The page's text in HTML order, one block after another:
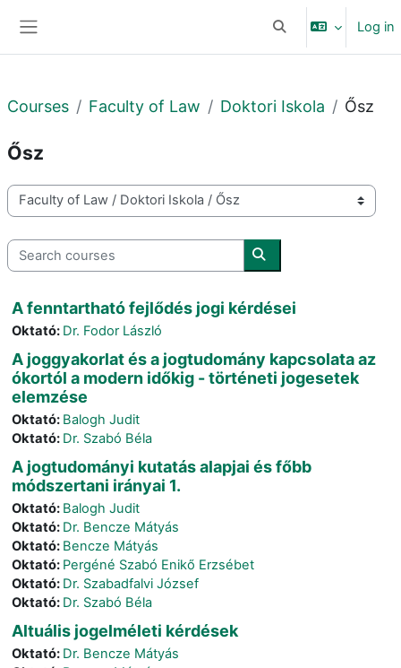
Toggle search input
Log in
Courses Faculty of Law Doktori Iskola Ősz
Ősz
Course categories
Search courses
Search courses
A fenntartható fejlődés jogi kérdései
Oktató: Dr. Fodor László
A joggyakorlat és a jogtudomány kapcsolata az
ókortól a modern időkig - történeti jogesetek
elemzése
Oktató: Balogh Judit
Oktató: Dr. Szabó Béla
A jogtudományi kutatás alapjai és főbb
módszertani irányai 1.
Oktató: Balogh Judit
Oktató: Dr. Bencze Mátyás
Oktató: Bencze Mátyás
Oktató: Pergéné Szabó Enikő Erzsébet
Oktató: Dr. Szabadfalvi József
Oktató: Dr. Szabó Béla
Altuális jogelméleti kérdések
Oktató: Dr. Bencze Mátyás